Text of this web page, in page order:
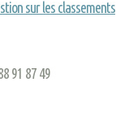
sur les classements
91 87 49